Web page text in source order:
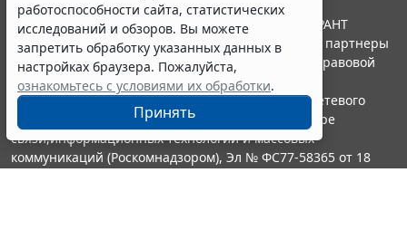
работоспособности сайта, статистических
исследований и обзоров. Вы можете
запретить обработку указанных данных в
настройках браузера. Пожалуйста,
ознакомьтесь с условиями их обработки.
Принять
© ООО "НПП "ГАРАНТ-СЕРВИС", 2026. Система ГАРАНТ
выпускается с 1990 года. Компания "Гарант" и ее партнеры
являются участниками Российской ассоциации правовой
информации ГАРАНТ.
Портал ГАРАНТ.РУ зарегистрирован в качестве сетевого
издания Федеральной службой по надзору в сфере
связи,информационных технологий и массовых
коммуникаций (Роскомнадзором), Эл № ФС77-58365 от 18